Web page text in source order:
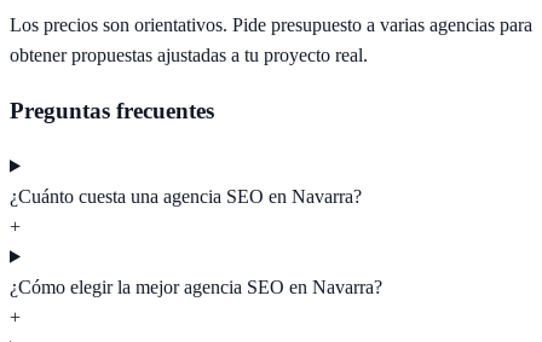
Los precios son orientativos. Pide presupuesto a varias agencias para
obtener propuestas ajustadas a tu proyecto real.
Preguntas frecuentes
¿Cuánto cuesta una agencia SEO en Navarra?
+
¿Cómo elegir la mejor agencia SEO en Navarra?
+